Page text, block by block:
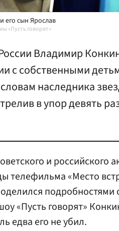
его сын Ярослав
«Пусть говорят»
Владимир
с собственными
наследника
в упор девять
и российского
телефильма «Место
«Пусть говорят»
едва его не убил.